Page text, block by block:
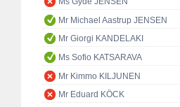
Mr Michael Aastrup JENSEN
Mr Giorgi KANDELAKI
Ms Sofio KATSARAVA
Mr Kimmo KILJUNEN
Mr Eduard KÖCK